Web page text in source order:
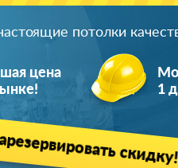
настоящие потолки
цена
1